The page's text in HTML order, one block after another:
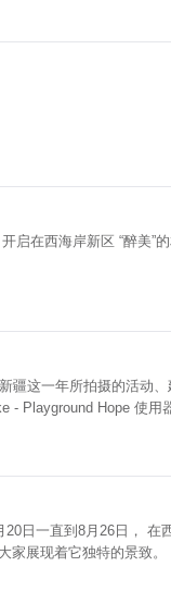
启在西海岸新区 “醉美”
这一年所拍摄的活动
美的作品！ 背景音乐：GrimLake -
日一直到8月26日，
展现着它独特的景致。